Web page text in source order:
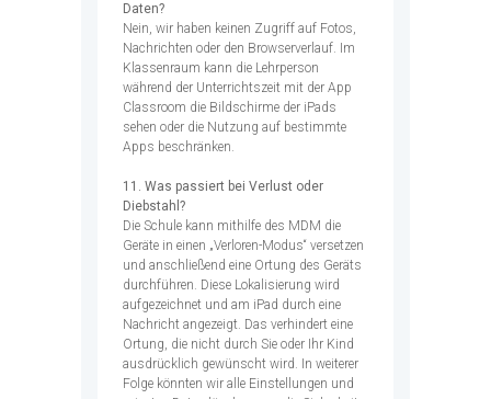
Daten?
Nein, wir haben keinen Zugriff auf Fotos,
Nachrichten oder den Browserverlauf. Im
Klassenraum kann die Lehrperson
während der Unterrichtszeit mit der App
Classroom die Bildschirme der iPads
sehen oder die Nutzung auf bestimmte
Apps beschränken.
11. Was passiert bei Verlust oder
Diebstahl?
Die Schule kann mithilfe des MDM die
Geräte in einen „Verloren-Modus“ versetzen
und anschließend eine Ortung des Geräts
durchführen. Diese Lokalisierung wird
aufgezeichnet und am iPad durch eine
Nachricht angezeigt. Das verhindert eine
Ortung, die nicht durch Sie oder Ihr Kind
ausdrücklich gewünscht wird. In weiterer
Folge könnten wir alle Einstellungen und